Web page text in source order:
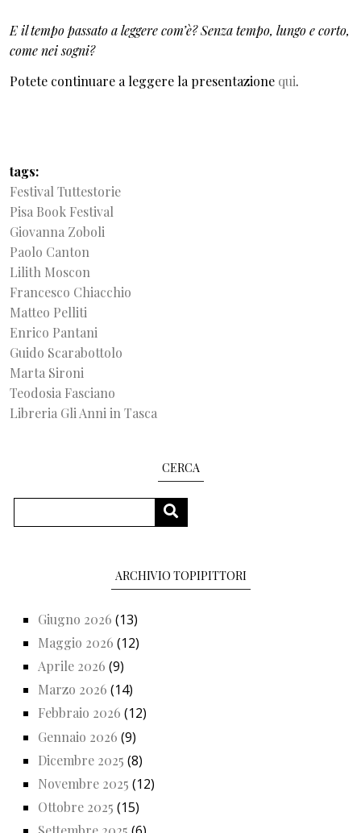
E il tempo passato a leggere com’è? Senza tempo, lungo e corto,
come nei sogni?
Potete continuare a leggere la presentazione qui.
tags
Festival Tuttestorie
Pisa Book Festival
Giovanna Zoboli
Paolo Canton
Lilith Moscon
Francesco Chiacchio
Matteo Pelliti
Enrico Pantani
Guido Scarabottolo
Marta Sironi
Teodosia Fasciano
Libreria Gli Anni in Tasca
CERCA
CERCA
ARCHIVIO TOPIPITTORI
Giugno 2026 (13)
Maggio 2026 (12)
Aprile 2026 (9)
Marzo 2026 (14)
Febbraio 2026 (12)
Gennaio 2026 (9)
Dicembre 2025 (8)
Novembre 2025 (12)
Ottobre 2025 (15)